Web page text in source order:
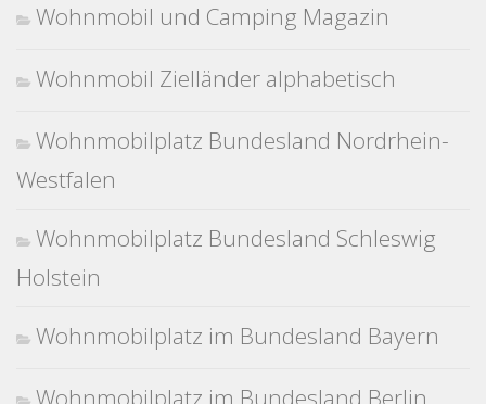
Wohnmobil und Camping Magazin
Wohnmobil Zielländer alphabetisch
Wohnmobilplatz Bundesland Nordrhein-
Westfalen
Wohnmobilplatz Bundesland Schleswig
Holstein
Wohnmobilplatz im Bundesland Bayern
Wohnmobilplatz im Bundesland Berlin